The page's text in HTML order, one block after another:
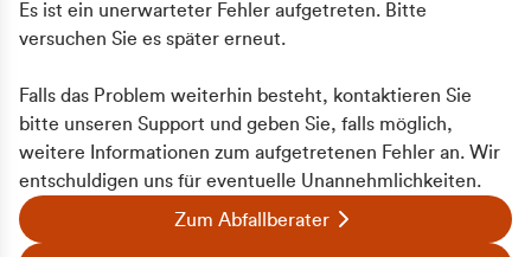
Es ist ein unerwarteter Fehler aufgetreten. Bitte
versuchen Sie es später erneut.
Falls das Problem weiterhin besteht, kontaktieren Sie
bitte unseren Support und geben Sie, falls möglich,
weitere Informationen zum aufgetretenen Fehler an. Wir
entschuldigen uns für eventuelle Unannehmlichkeiten.
Zum Abfallberater